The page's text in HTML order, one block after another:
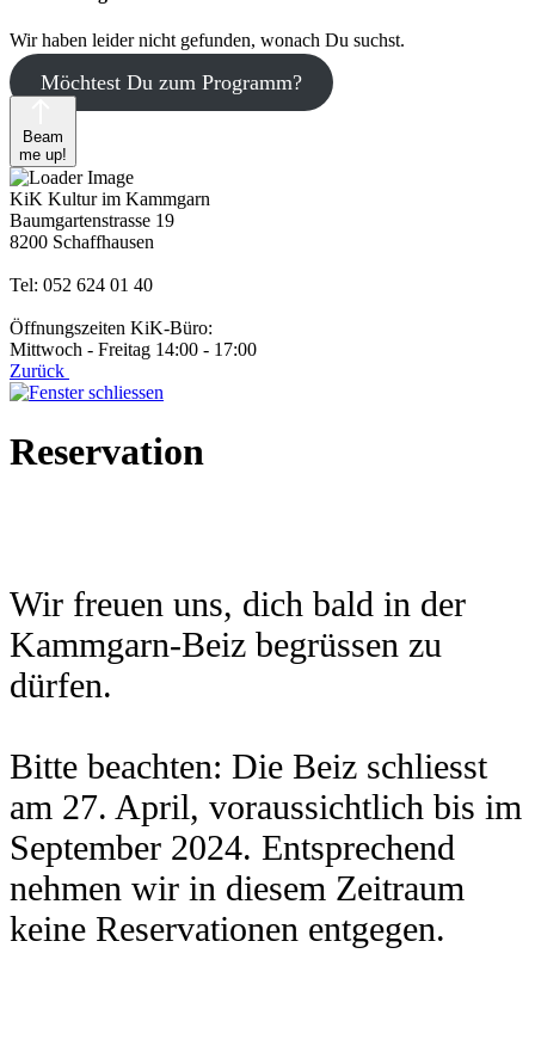
Wir haben leider nicht gefunden, wonach Du suchst.
Möchtest Du zum Programm?
Beam
me up!
KiK Kultur im Kammgarn
Baumgartenstrasse 19
8200 Schaffhausen
Tel: 052 624 01 40
Öffnungszeiten KiK-Büro:
Mittwoch - Freitag 14:00 - 17:00
Zurück
Reservation
Wir freuen uns, dich bald in der
Kammgarn-Beiz begrüssen zu
dürfen.
Bitte beachten: Die Beiz schliesst
am 27. April, voraussichtlich bis im
September 2024. Entsprechend
nehmen wir in diesem Zeitraum
keine Reservationen entgegen.